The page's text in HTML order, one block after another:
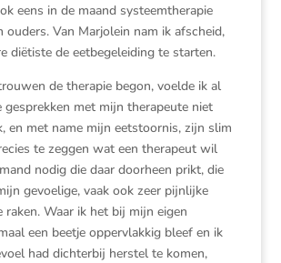
eens in de maand systeemtherapie
ouders. Van Marjolein nam ik afscheid,
diëtiste de eetbegeleiding te starten.
de therapie begon, voelde ik al
gesprekken met mijn therapeute niet
en met name mijn eetstoornis, zijn slim
te zeggen wat een therapeut wil
nodig die daar doorheen prikt, die
gevoelige, vaak ook zeer pijnlijke
raken. Waar ik het bij mijn eigen
een beetje oppervlakkig bleef en ik
had dichterbij herstel te komen,